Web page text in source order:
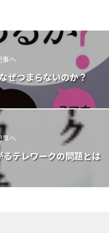
事へ
ぜつまらないのか？
事へ
テレワークの問題とは